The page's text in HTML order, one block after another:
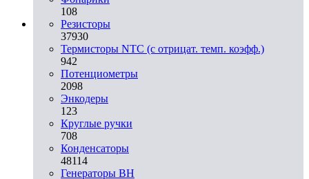
108
Резисторы
37930
Термисторы NTC (с отрицат. темп. коэфф.)
942
Потенциометры
2098
Энкодеры
123
Круглые ручки
708
Конденсаторы
48114
Генераторы ВН